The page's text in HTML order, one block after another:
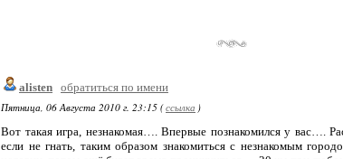
alisten обратиться по имени
Пятница, 06 Августа 2010 г. 23:15 (ссылка )
Вот такая игра, незнакомая…. Впервые познакомился у вас….
если не гнать, таким образом знакомиться с незнакомым